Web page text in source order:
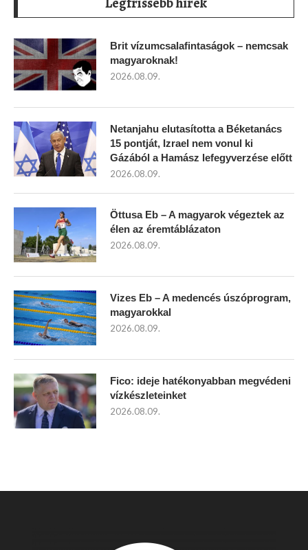
Brit vízumcsalafintaságok – nemcsak
magyaroknak!
2026.08.09.
Netanjahu elutasította a Béketanács
15 pontját, Izrael nem vonul ki
Gázából a Hamász lefegyverzése előtt
2026.08.09.
Öttusa Eb – A magyarok végeztek az
élen az éremtáblázaton
2026.08.09.
Vizes Eb – A medencés úszóprogram,
magyarokkal
2026.08.09.
Fico: ideje hatékonyabban megvédeni
vízkészleteinket
2026.08.09.